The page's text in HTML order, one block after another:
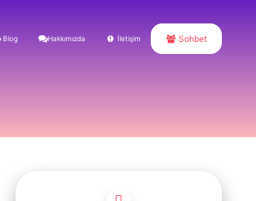
Blog Hakkımızda İletişim Sohbet